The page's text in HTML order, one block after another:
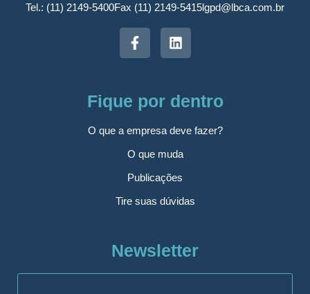
Tel.: (11) 2149-5400Fax (11) 2149-5415lgpd@lbca.com.br
Fique por dentro
O que a empresa deve fazer?
O que muda
Publicações
Tire suas dúvidas
Newsletter